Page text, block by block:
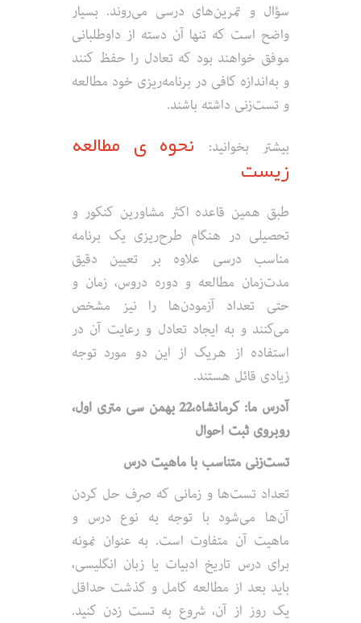
سؤال و تمرین‌های درسی می‌روند. بسیار
واضح است که تنها آن دسته از داوطلبانی
موفق خواهند بود که تعادل را حفظ کنند
و به‌اندازه کافی در برنامه‌ریزی خود مطالعه
و تست‌زنی داشته باشند.
بیشتر بخوانید: نحوه ی مطالعه
زیست
طبق همین قاعده اکثر مشاورین کنکور و
تحصیلی در هنگام طرح‌ریزی یک برنامه
مناسب درسی علاوه بر تعیین دقیق
مدت‌زمان مطالعه و دوره دروس، زمان و
حتی تعداد آزمودن‌ها را نیز مشخص
می‌کنند و به ایجاد تعادل و رعایت آن در
استفاده از هریک از این دو مورد توجه
زیادی قائل هستند.
آدرس ما: کرمانشاه،22 بهمن سی متری اول،
روبروی ثبت احوال
تست‌زنی متناسب با ماهیت درس
تعداد تست‌ها و زمانی که صرف حل کردن
آن‌ها می‌شود با توجه به نوع درس و
ماهیت آن متفاوت است. به عنوان نمونه
برای درس تاریخ ادبیات یا زبان انگلیسی،
باید بعد از مطالعه کامل و گذشت حداقل
یک روز از آن، شروع به تست زدن کنید.